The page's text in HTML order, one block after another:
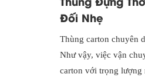
Đối Nhẹ
Thùng carton chuyên
Như vậy, việc vận
carton với trọng lượng